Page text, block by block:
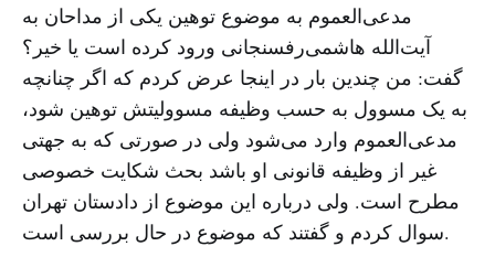
مدعی‌العموم به موضوع توهین یکی از مداحان به
آیت‌الله هاشمی‌رفسنجانی ورود کرده است یا خیر؟
گفت: من چندین بار در اینجا عرض کردم که اگر چنانچه
به یک مسوول به حسب وظیفه مسوولیتش توهین شود،
مدعی‌العموم وارد می‌شود ولی در صورتی که به جهتی
غیر از وظیفه قانونی او باشد بحث شکایت خصوصی
مطرح است. ولی درباره این موضوع از دادستان تهران
سوال کردم و گفتند که موضوع در حال بررسی است.